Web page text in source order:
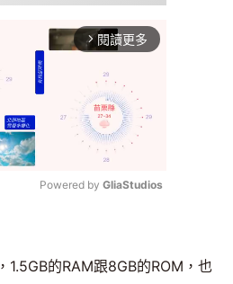
arrow_forward_ios 閱讀更多
Powered by GliaStudios
，1.5GB的RAM跟8GB的ROM，也